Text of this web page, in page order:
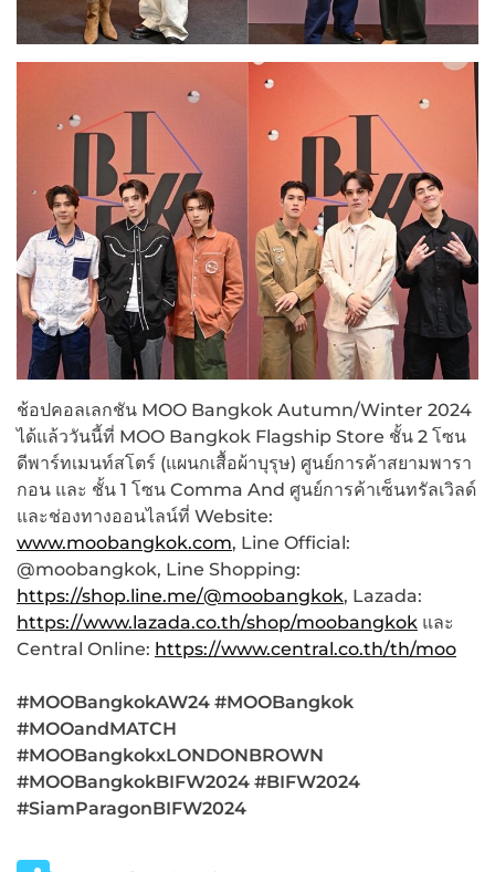
ช้อปคอลเลกชัน MOO Bangkok Autumn/Winter 2024
ได้แล้ววันนี้ที่ MOO Bangkok Flagship Store ชั้น 2 โซน
ดีพาร์ทเมนท์สโตร์ (แผนกเสื้อผ้าบุรุษ) ศูนย์การค้าสยามพารา
กอน และ ชั้น 1 โซน Comma And ศูนย์การค้าเซ็นทรัลเวิลด์
และช่องทางออนไลน์ที่ Website:
www.moobangkok.com, Line Official:
@moobangkok, Line Shopping:
https://shop.line.me/@moobangkok, Lazada:
https://www.lazada.co.th/shop/moobangkok และ
Central Online: https://www.central.co.th/th/moo
#MOOBangkokAW24 #MOOBangkok
#MOOandMATCH
#MOOBangkokxLONDONBROWN
#MOOBangkokBIFW2024 #BIFW2024
#SiamParagonBIFW2024